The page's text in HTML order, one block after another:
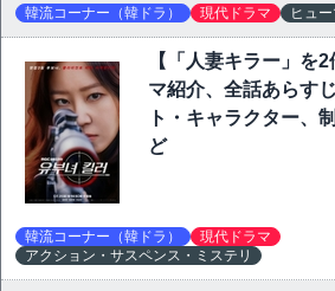
韓流コーナー（韓ドラ） 現代ドラマ ヒュ
【「人妻キラー」を
マ紹介、全話あらす
ト・キャラクター、
ど
韓流コーナー（韓ドラ）
現代ドラマ
アクション・サスペンス・ミステリ